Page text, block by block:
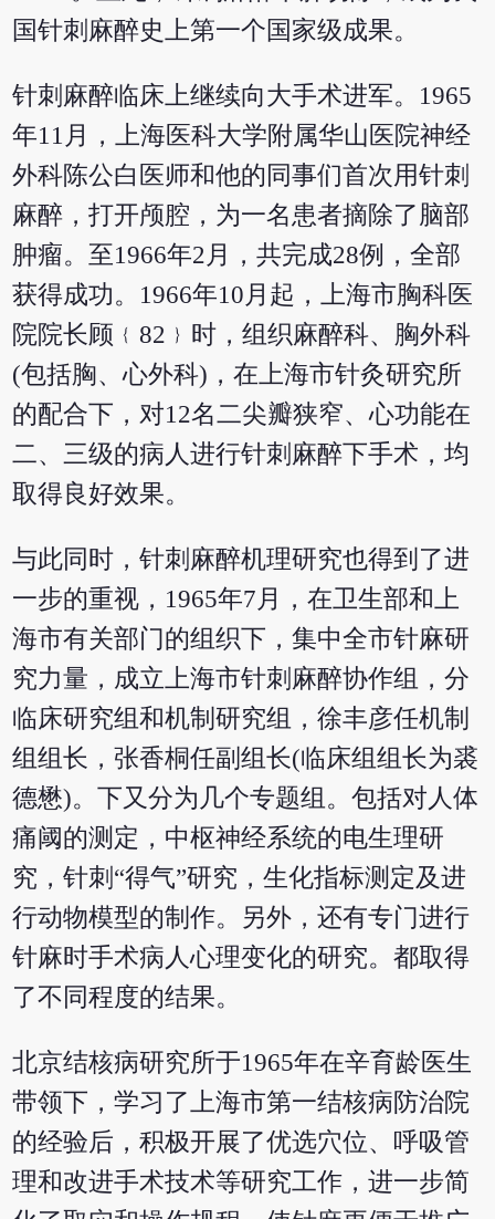
国针刺麻醉史上第一个国家级成果。
针刺麻醉临床上继续向大手术进军。1965
年11月，上海医科大学附属华山医院神经
外科陈公白医师和他的同事们首次用针刺
麻醉，打开颅腔，为一名患者摘除了脑部
肿瘤。至1966年2月，共完成28例，全部
获得成功。1966年10月起，上海市胸科医
院院长顾﹛82﹜时，组织麻醉科、胸外科
(包括胸、心外科)，在上海市针灸研究所
的配合下，对12名二尖瓣狭窄、心功能在
二、三级的病人进行针刺麻醉下手术，均
取得良好效果。
与此同时，针刺麻醉机理研究也得到了进
一步的重视，1965年7月，在卫生部和上
海市有关部门的组织下，集中全市针麻研
究力量，成立上海市针刺麻醉协作组，分
临床研究组和机制研究组，徐丰彦任机制
组组长，张香桐任副组长(临床组组长为裘
德懋)。下又分为几个专题组。包括对人体
痛阈的测定，中枢神经系统的电生理研
究，针刺“得气”研究，生化指标测定及进
行动物模型的制作。另外，还有专门进行
针麻时手术病人心理变化的研究。都取得
了不同程度的结果。
北京结核病研究所于1965年在辛育龄医生
带领下，学习了上海市第一结核病防治院
的经验后，积极开展了优选穴位、呼吸管
理和改进手术技术等研究工作，进一步简